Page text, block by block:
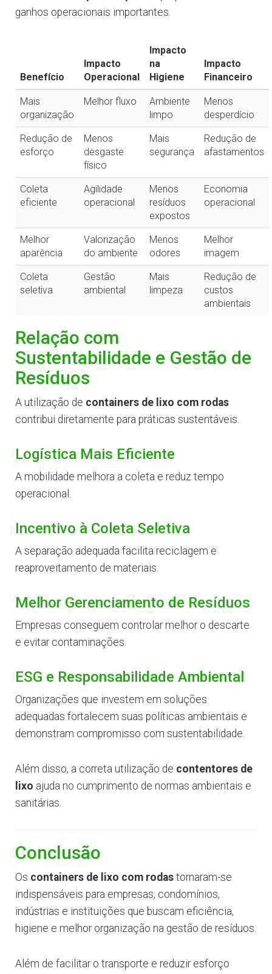
ganhos operacionais importantes.
Benefício
Impacto
Operacional
Impacto
na
Higiene
Impacto
Financeiro
Mais
organização
Melhor fluxo
Ambiente
limpo
Menos
desperdício
Redução de
esforço
Menos
desgaste
físico
Mais
segurança
Redução de
afastamentos
Coleta
eficiente
Agilidade
operacional
Menos
resíduos
expostos
Economia
operacional
Melhor
aparência
Valorização
do ambiente
Menos
odores
Melhor
imagem
Coleta
seletiva
Gestão
ambiental
Mais
limpeza
Redução de
custos
ambientais
Relação com
Sustentabilidade e Gestão de
Resíduos
A utilização de containers de lixo com rodas
contribui diretamente para práticas sustentáveis.
Logística Mais Eficiente
A mobilidade melhora a coleta e reduz tempo
operacional.
Incentivo à Coleta Seletiva
A separação adequada facilita reciclagem e
reaproveitamento de materiais.
Melhor Gerenciamento de Resíduos
Empresas conseguem controlar melhor o descarte
e evitar contaminações.
ESG e Responsabilidade Ambiental
Organizações que investem em soluções
adequadas fortalecem suas políticas ambientais e
demonstram compromisso com sustentabilidade.
Além disso, a correta utilização de contentores de
lixo ajuda no cumprimento de normas ambientais e
sanitárias.
Conclusão
Os containers de lixo com rodas tornaram-se
indispensáveis para empresas, condomínios,
indústrias e instituições que buscam eficiência,
higiene e melhor organização na gestão de resíduos.
Além de facilitar o transporte e reduzir esforço